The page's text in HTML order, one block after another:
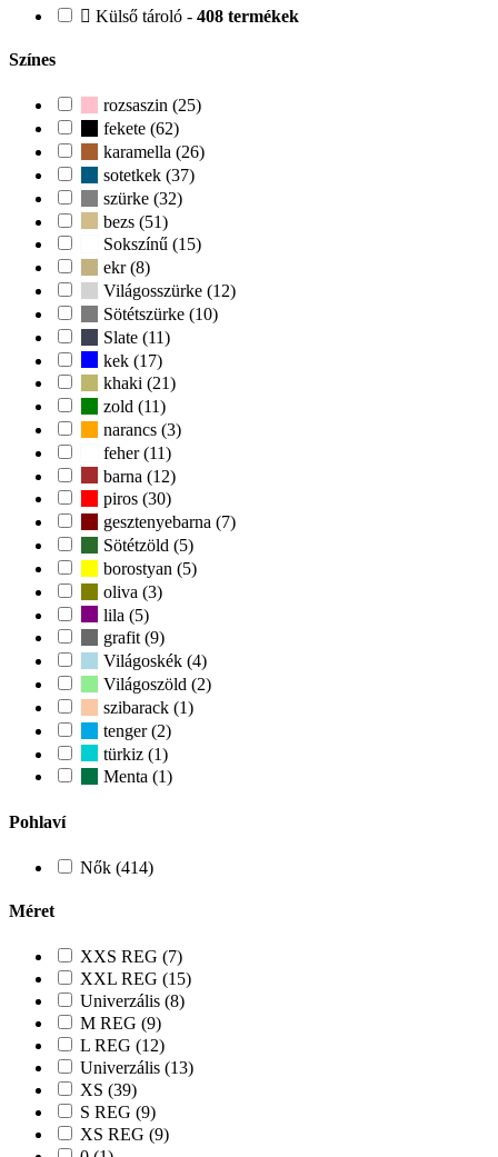
Külső tároló - 408 termékek
Színes
rozsaszin (25)
fekete (62)
karamella (26)
sotetkek (37)
szürke (32)
bezs (51)
Sokszínű (15)
ekr (8)
Világosszürke (12)
Sötétszürke (10)
Slate (11)
kek (17)
khaki (21)
zold (11)
narancs (3)
feher (11)
barna (12)
piros (30)
gesztenyebarna (7)
Sötétzöld (5)
borostyan (5)
oliva (3)
lila (5)
grafit (9)
Világoskék (4)
Világoszöld (2)
szibarack (1)
tenger (2)
türkiz (1)
Menta (1)
Pohlaví
Nők (414)
Méret
XXS REG (7)
XXL REG (15)
Univerzális (8)
M REG (9)
L REG (12)
Univerzális (13)
XS (39)
S REG (9)
XS REG (9)